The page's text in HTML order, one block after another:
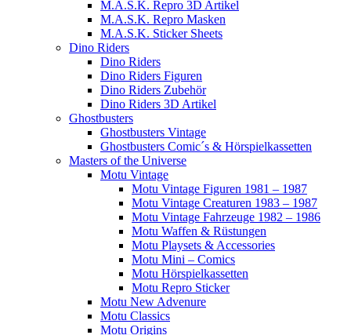
M.A.S.K. Repro 3D Artikel
M.A.S.K. Repro Masken
M.A.S.K. Sticker Sheets
Dino Riders
Dino Riders
Dino Riders Figuren
Dino Riders Zubehör
Dino Riders 3D Artikel
Ghostbusters
Ghostbusters Vintage
Ghostbusters Comic´s & Hörspielkassetten
Masters of the Universe
Motu Vintage
Motu Vintage Figuren 1981 – 1987
Motu Vintage Creaturen 1983 – 1987
Motu Vintage Fahrzeuge 1982 – 1986
Motu Waffen & Rüstungen
Motu Playsets & Accessories
Motu Mini – Comics
Motu Hörspielkassetten
Motu Repro Sticker
Motu New Advenure
Motu Classics
Motu Origins